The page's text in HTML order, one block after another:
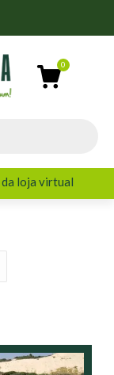
da loja virtual
da loja virtual